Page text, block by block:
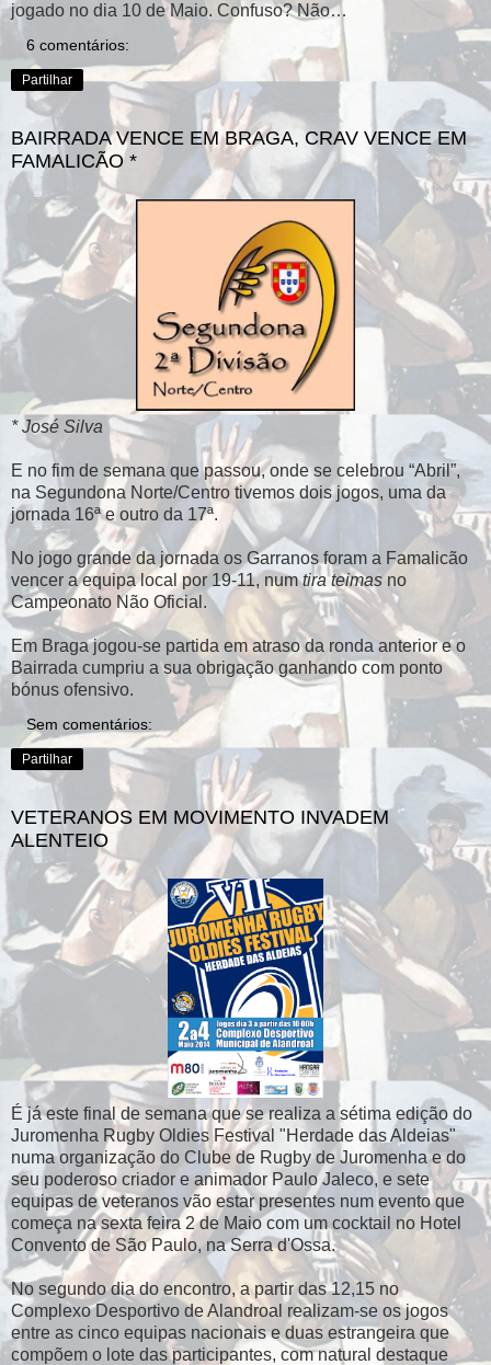
jogado no dia 10 de Maio. Confuso? Não…
6 comentários:
Partilhar
BAIRRADA VENCE EM BRAGA, CRAV VENCE EM
FAMALICÃO *
* José Silva
E no fim de semana que passou, onde se celebrou “Abril”,
na Segundona Norte/Centro tivemos dois jogos, uma da
jornada 16ª e outro da 17ª.
No jogo grande da jornada os Garranos foram a Famalicão
vencer a equipa local por 19-11, numtira teimas no
Campeonato Não Oficial.
Em Braga jogou-se partida em atraso da ronda anterior e o
Bairrada cumpriu a sua obrigação ganhando com ponto
bónus ofensivo.
Sem comentários:
Partilhar
VETERANOS EM MOVIMENTO INVADEM
ALENTEIO
É já este final de semana que se realiza a sétima edição do
Juromenha Rugby Oldies Festival "Herdade das Aldeias"
numa organização do Clube de Rugby de Juromenha e do
seu poderoso criador e animador Paulo Jaleco, e sete
equipas de veteranos vão estar presentes num evento que
começa na sexta feira 2 de Maio com um cocktail no Hotel
Convento de São Paulo, na Serra d'Ossa.
No segundo dia do encontro, a partir das 12,15 no
Complexo Desportivo de Alandroal realizam-se os jogos
entre as cinco equipas nacionais e duas estrangeira que
compõem o lote das participantes, com natural destaque